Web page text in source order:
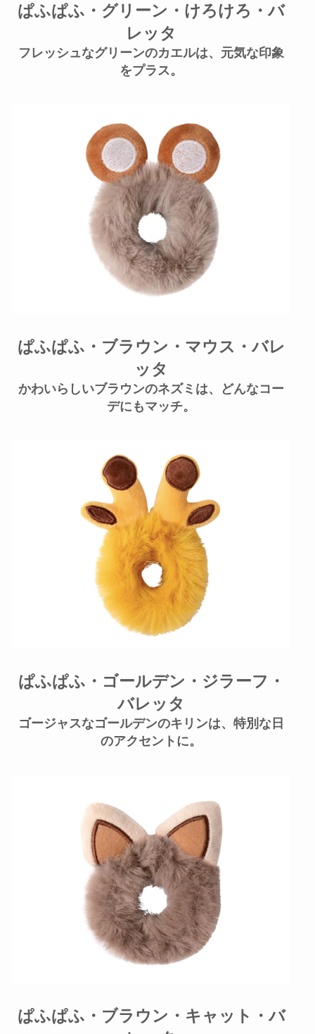
ぱふぱふ・グリーン・けろけろ・バ
レッタ
フレッシュなグリーンのカエルは、元気な印象
をプラス。
ぱふぱふ・ブラウン・マウス・バレ
ッタ
かわいらしいブラウンのネズミは、どんなコー
デにもマッチ。
ぱふぱふ・ゴールデン・ジラーフ・
バレッタ
ゴージャスなゴールデンのキリンは、特別な日
のアクセントに。
ぱふぱふ・ブラウン・キャット・バ